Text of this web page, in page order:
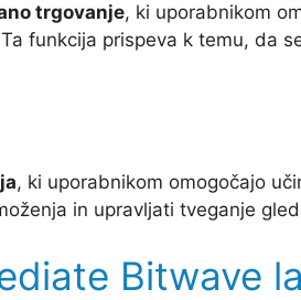
trgovanje, ki uporabnikom
funkcija prispeva k temu, da
, ki uporabnikom omogočajo
in upravljati tveganje
Bitwave